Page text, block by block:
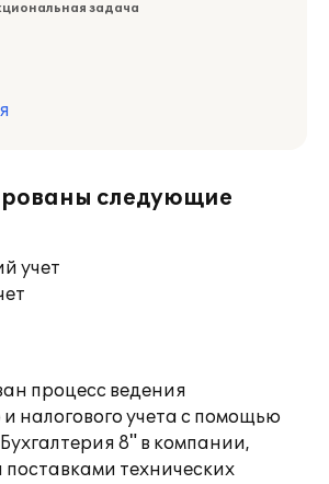
задача
следующие
учет
процесс ведения
и налогового учета с помощью
8" в компании,
технических